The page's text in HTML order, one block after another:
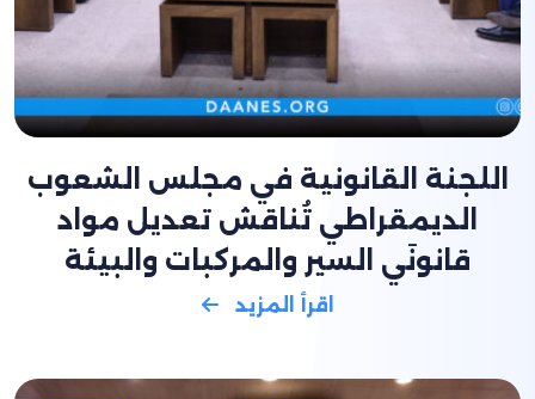
اللجنة القانونية في مجلس الشعوب
الديمقراطي تُناقش تعديل مواد
قانونَي السير والمركبات والبيئة
اقرأ المزيد